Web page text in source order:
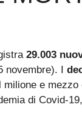
29.003
novembre). I
e
di Covid-